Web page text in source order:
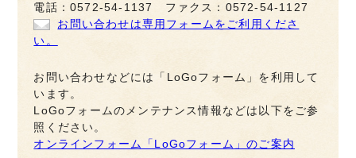
電話：0572-54-1137 ファクス：0572-54-1127
お問い合わせは専用フォームをご利用くださ
い。
お問い合わせなどには「LoGoフォーム」を利用して
います。
LoGoフォームのメンテナンス情報などは以下をご参
照ください。
オンラインフォーム「LoGoフォーム」のご案内